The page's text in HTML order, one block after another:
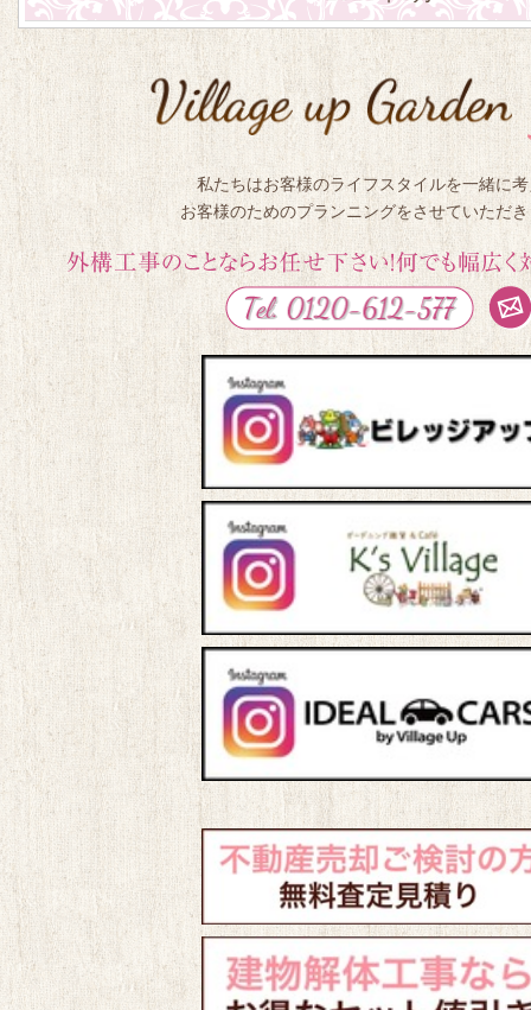
私たちはお客様のライフスタイルを一緒に
お客様のためのプランニングをさせていただ